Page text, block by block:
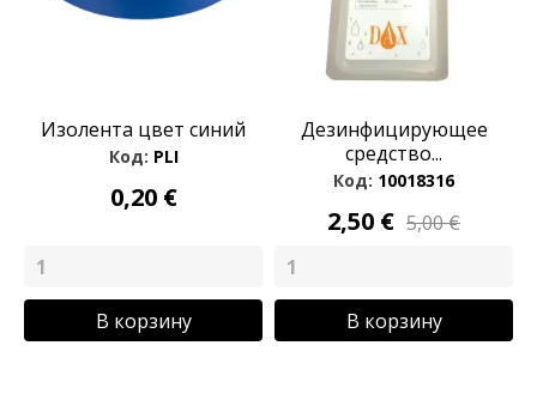
Изолента цвет синий
Код: PLI
0,20 €
В корзину
Дезинфицирующее
средство...
Код: 10018316
2,50 € 5,00 €
В корзину